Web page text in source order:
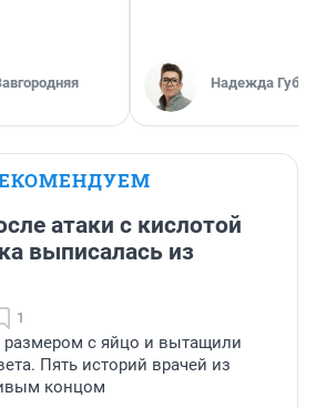
Надежда
атаки с кислотой
выписалась из
1
размером с яйцо и вытащили
Пять историй врачей из
концом